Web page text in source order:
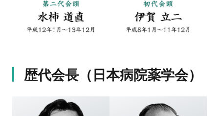
歴代会長（日本病院薬学会）